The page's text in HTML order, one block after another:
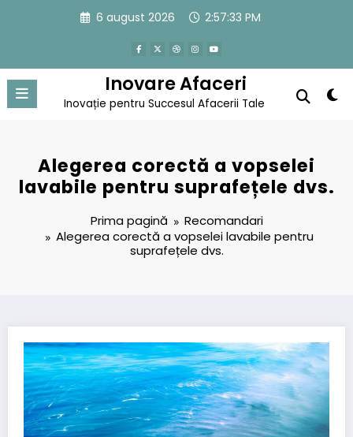
6 august 2026 2:57:34 PM
Inovare Afaceri
Inovație pentru Succesul Afacerii Tale
Alegerea corectă a vopselei
lavabile pentru suprafețele dvs.
Prima pagină
Recomandari
Alegerea corectă a vopselei lavabile pentru
suprafețele dvs.